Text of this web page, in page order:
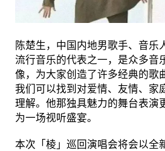
陈楚生，中国内地男歌手、音乐
流行音乐的代表之一，是众多音
像，为大家创造了许多经典的歌
我们可以找到对爱情、友情、家
理解。他那独具魅力的舞台表演
为一场视听盛宴。
本次「棱」巡回演唱会将会以全